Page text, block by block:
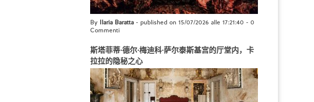
By Ilaria Baratta - published on 15/07/2026 alle 17:21:40 - 0
Commenti
斯塔菲蒂·德尔·梅迪科·萨尔泰斯基宫的厅堂内，卡
拉拉的隐秘之心